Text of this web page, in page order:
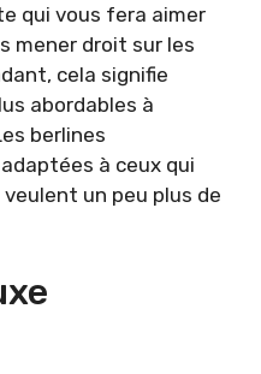
qui vous fera aimer
mener droit sur les
cela signifie
abordables à
berlines
à ceux qui
un peu plus de